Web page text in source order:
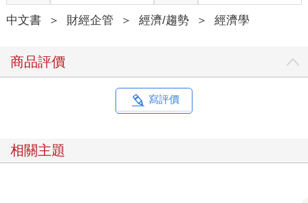
中文書 ＞ 財經企管 ＞ 經濟/趨勢 ＞ 經濟學
商品評價
寫評價
相關主題